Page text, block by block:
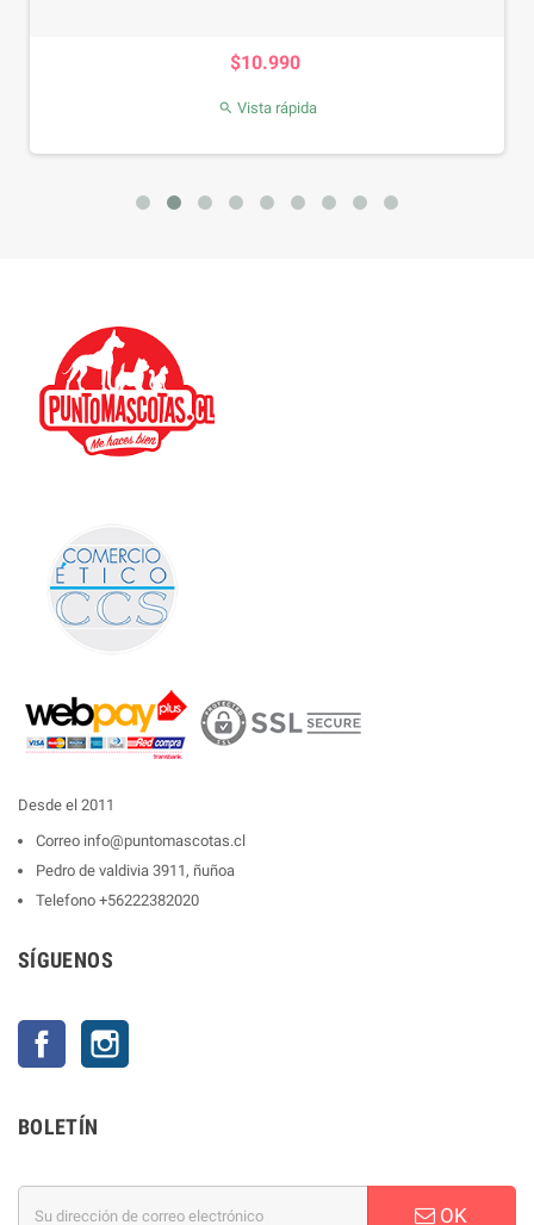
$10.990
 Vista rápida
Desde el 2011
Correo info@puntomascotas.cl
Pedro de valdivia 3911, ñuñoa
Telefono +56222382020
SÍGUENOS
Facebook
BOLETÍN
OK